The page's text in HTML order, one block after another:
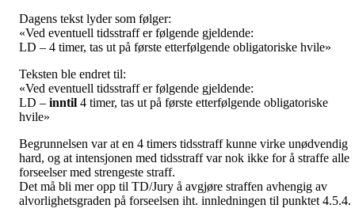
Dagens tekst lyder som følger:
«Ved eventuell tidsstraff er følgende gjeldende:
LD – 4 timer, tas ut på første etterfølgende obligatoriske hvile»
Teksten ble endret til:
«Ved eventuell tidsstraff er følgende gjeldende:
LD – inntil 4 timer, tas ut på første etterfølgende obligatoriske
hvile»
Begrunnelsen var at en 4 timers tidsstraff kunne virke unødvendig
hard, og at intensjonen med tidsstraff var nok ikke for å straffe alle
forseelser med strengeste straff.
Det må bli mer opp til TD/Jury å avgjøre straffen avhengig av
alvorlighetsgraden på forseelsen iht. innledningen til punktet 4.5.4.